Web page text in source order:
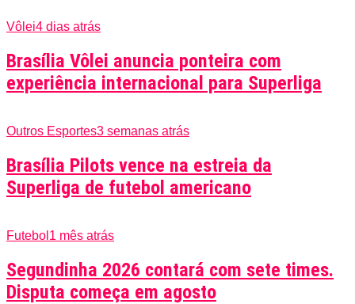
Vôlei4 dias atrás
Brasília Vôlei anuncia ponteira com
experiência internacional para Superliga
Outros Esportes3 semanas atrás
Brasília Pilots vence na estreia da
Superliga de futebol americano
Futebol 1 mês atrás
Segundinha 2026 contará com sete times.
Disputa começa em agosto